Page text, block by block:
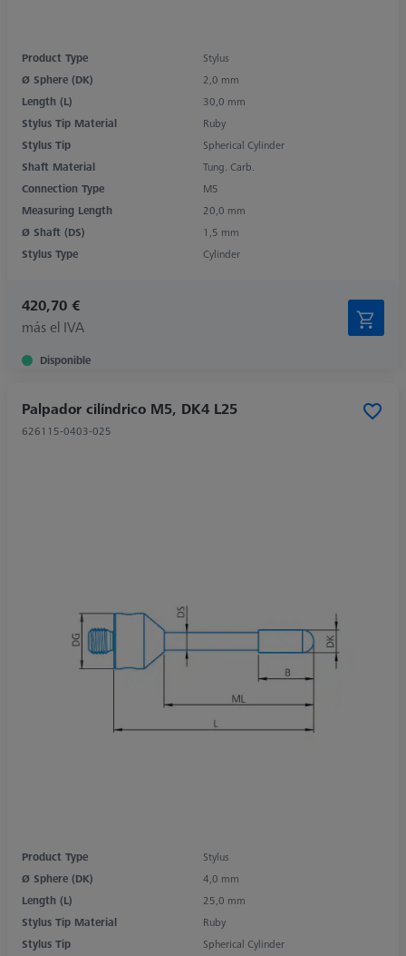
Product Type
Stylus
Ø Sphere (DK)
2,0 mm
Length (L)
30,0 mm
Stylus Tip Material
Ruby
Stylus Tip
Spherical Cylinder
Shaft Material
Tung. Carb.
Connection Type
M5
Measuring Length
20,0 mm
Ø Shaft (DS)
1,5 mm
Stylus Type
Cylinder
420,70 €
más el IVA
Disponible
Palpador cilíndrico M5, DK4 L25
626115-0403-025
Product Type
Stylus
Ø Sphere (DK)
4,0 mm
Length (L)
25,0 mm
Stylus Tip Material
Ruby
Stylus Tip
Spherical Cylinder